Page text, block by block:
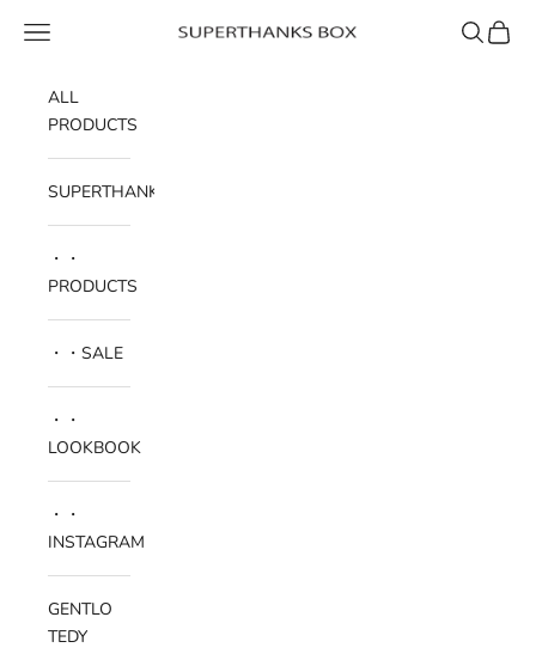
SUPERTHANKS BOX
メニュー 検索カート
ALL
PRODUCTS
SUPERTHANKS
・・
PRODUCTS
・・SALE
・・
LOOKBOOK
・・
INSTAGRAM
GENTLO
TEDY